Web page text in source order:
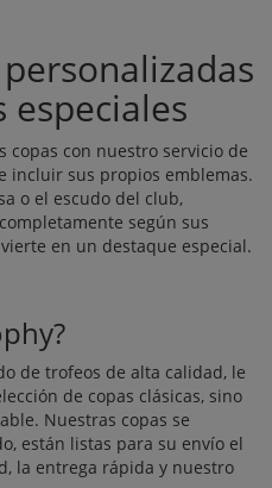
especiales
copas con nuestro servicio de
incluir sus propios emblemas.
o el escudo del club,
según sus
en un destaque especial.
de trofeos de alta calidad, le
de copas clásicas, sino
Nuestras copas se
están listas para su envío el
la entrega rápida y nuestro